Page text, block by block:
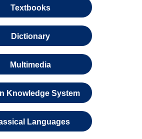
Textbooks
Dictionary
Multimedia
Knowledge System
Languages